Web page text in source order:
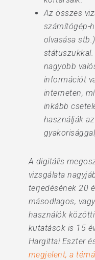
Az összes
számítógép-
olvasása
nagyobb
információt
interneten,
inkább
használják
A digitális
vizsgálata
terjedésének 20
másodlagos,
használók
kutatások is 15
Hargittai Eszter
megjelent, a